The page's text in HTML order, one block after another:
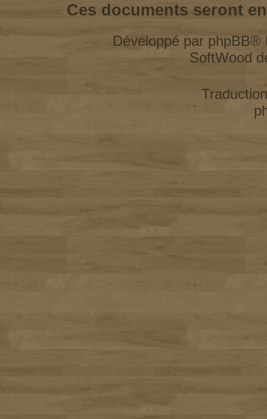
Ces documents seront
Développé par phpBB®
SoftWood